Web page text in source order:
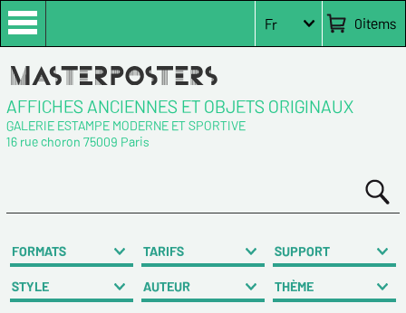
0items
Fr
AFFICHES ANCIENNES ET OBJETS ORIGINAUX
GALERIE ESTAMPE MODERNE ET SPORTIVE
16 rue choron 75009 Paris
FORMATS TARIFS SUPPORT
STYLE AUTEUR THÈME